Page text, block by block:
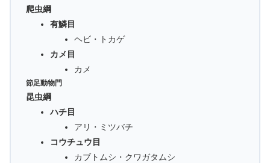
爬虫綱
有鱗目
ヘビ・トカゲ
カメ目
カメ
節足動物門
昆虫綱
ハチ目
アリ・ミツバチ
コウチュウ目
カブトムシ・クワガタムシ